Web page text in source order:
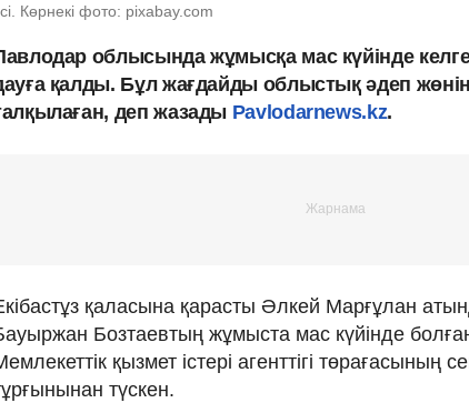
Көрнекі фото: pixabay.com
облысында жұмысқа мас күйінде
қалды. Бұл жағдайды облыстық әдеп
деп жазады Pavlodarnews.kz.
қаласына қарасты Әлкей Марғұлан
Бозтаевтың жұмыста мас күйінде
қызмет істері агенттігі төрағасының
түскен.